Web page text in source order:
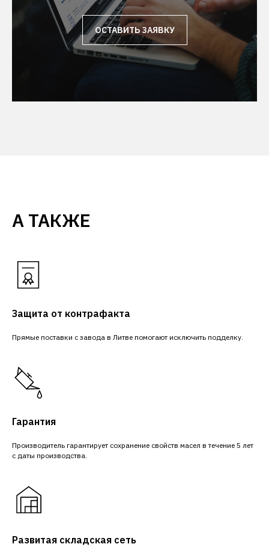
ОСТАВИТЬ ЗАЯВКУ
А ТАКЖЕ
Защита от контрафакта
Прямые поставки с завода в Литве помогают исключить подделку.
Гарантия
Производитель гарантирует сохранение свойств масел в течение 5 лет
с даты производства.
Развитая складская сеть